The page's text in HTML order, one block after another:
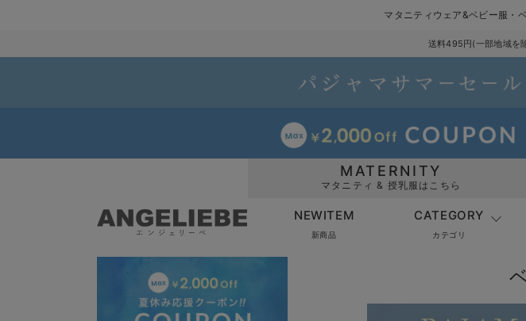
マタニティウェア&ベビー服・
送料495円(一部地域を
MATERNITY
マタニティ & 授乳服はこちら
NEWITEM
新商品
CATEGORY
カテゴリ